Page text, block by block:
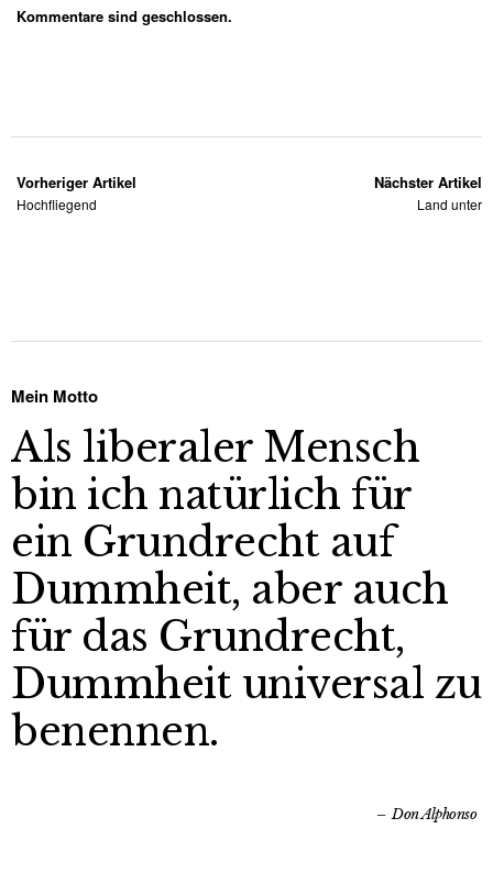
Kommentare sind geschlossen.
Vorheriger Artikel
Hochfliegend
Nächster Artikel
Land unter
Mein Motto
Als liberaler Mensch
bin ich natürlich für
ein Grundrecht auf
Dummheit, aber auch
für das Grundrecht,
Dummheit universal zu
benennen.
Don Alphonso